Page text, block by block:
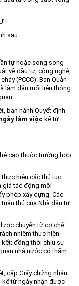
▼
sau:
tự hoặc song song
về đầu tư, công nghệ,
(PCCC). Ban Quản
làm đầu mối liên thông
ban hành Quyết định
làm việc kể từ
cao thuộc trường hợp
hiện các thủ tục:
giá tác động môi
phép xây dựng. Các
thủ của Nhà đầu tư
chuyển từ cơ chế
nhiệm thực hiện
kết; đồng thời chịu sự
nhà nước có thẩm
cấp Giấy chứng nhận
kể từ ngày nhận được